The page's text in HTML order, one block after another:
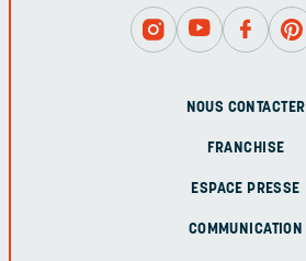
NOUS CONTACTER
FRANCHISE
ESPACE PRESSE
COMMUNICATION